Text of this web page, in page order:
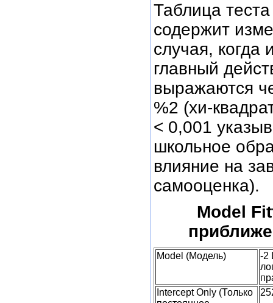
Таблица
содержит
случая, когда
главный
выражаются
%2 (хи-
< 0,001
школьное
влияние на
самооценка).
Model
Model (Модель)
-2
Intercept Only (Только